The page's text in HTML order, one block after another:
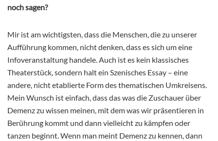
noch sagen?
Mir ist am wichtigsten, dass die Menschen, die zu unserer
Aufführung kommen, nicht denken, dass es sich um eine
Infoveranstaltung handele. Auch ist es kein klassisches
Theaterstück, sondern halt ein Szenisches Essay – eine
andere, nicht etablierte Form des thematischen Umkreisens.
Mein Wunsch ist einfach, dass das was die Zuschauer über
Demenz zu wissen meinen, mit dem was wir präsentieren in
Berührung kommt und dann vielleicht zu kämpfen oder
tanzen beginnt. Wenn man meint Demenz zu kennen, dann